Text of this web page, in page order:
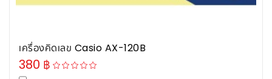
หยิบใส่รถเข็น
เครื่องคิดเลข Casio AX-120B
380 ฿